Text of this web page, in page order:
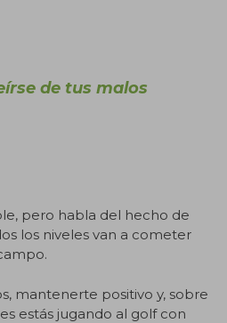
de tus malos
pero habla del hecho de
los niveles van a cometer
mantenerte positivo y, sobre
estás jugando al golf con